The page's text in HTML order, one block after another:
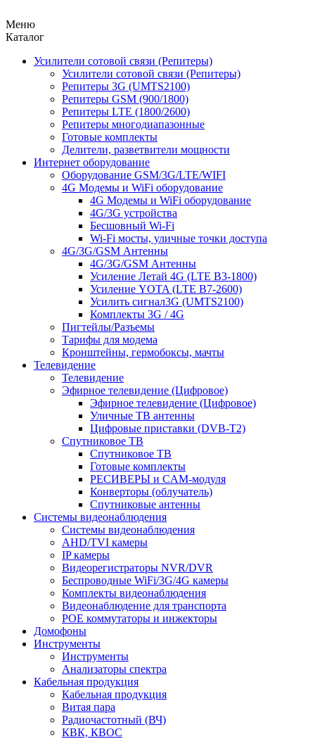
Меню
Каталог
Усилители сотовой связи (Репитеры)
Усилители сотовой связи (Репитеры)
Репитеры 3G (UMTS2100)
Репитеры GSM (900/1800)
Репитеры LTE (1800/2600)
Репитеры многодиапазонные
Готовые комплекты
Делители, разветвители мощности
Интернет оборудование
Оборудование GSM/3G/LTE/WIFI
4G Модемы и WiFi оборудование
4G Модемы и WiFi оборудование
4G/3G устройства
Бесшовный Wi-Fi
Wi-Fi мосты, уличные точки доступа
4G/3G/GSM Антенны
4G/3G/GSM Антенны
Усиление Летай 4G (LTE B3-1800)
Усиление YOTA (LTE B7-2600)
Усилить сигнал3G (UMTS2100)
Комплекты 3G / 4G
Пигтейлы/Разъемы
Тарифы для модема
Кронштейны, гермобоксы, мачты
Телевидение
Телевидение
Эфирное телевидение (Цифровое)
Эфирное телевидение (Цифровое)
Уличные ТВ антенны
Цифровые приставки (DVB-T2)
Спутниковое ТВ
Спутниковое ТВ
Готовые комплекты
РЕСИВЕРЫ и CAM-модуля
Конверторы (облучатель)
Спутниковые антенны
Системы видеонаблюдения
Системы видеонаблюдения
AHD/TVI камеры
IP камеры
Видеорегистраторы NVR/DVR
Беспроводные WiFi/3G/4G камеры
Комплекты видеонаблюдения
Видеонаблюдение для транспорта
POE коммутаторы и инжекторы
Домофоны
Инструменты
Инструменты
Анализаторы спектра
Кабельная продукция
Кабельная продукция
Витая пара
Радиочастотный (ВЧ)
КВК, КВОС